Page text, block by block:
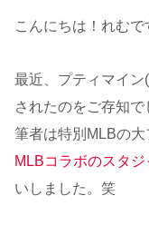
こんにちは！れむで
最近、プティマイ
されたのをご存知で
筆者は特別MLBの大
MLBコラボのスタ
いしました。笑